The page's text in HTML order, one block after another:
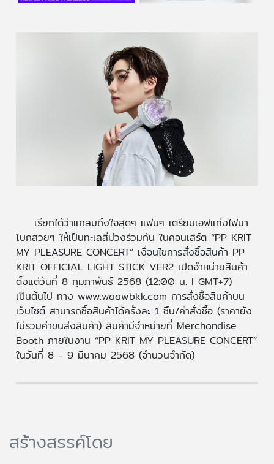
เรียกได้ว่าแกลมถึงใจสุดๆ แฟนๆ เตรียมเอฟแท่งไฟมา
โบกสวยๆ ให้เป็นทะเลสีม่วงร่วมกัน ในคอนเสิร์ต “PP KRIT
MY PLEASURE CONCERT” เงื่อนไขการสั่งซื้อสินค้า PP
KRIT OFFICIAL LIGHT STICK VER2 เปิดจำหน่ายสินค้า
ตั้งแต่วันที่ 8 กุมภาพันธ์ 2568 (12:00 น. l GMT+7)
เป็นต้นไป ทาง www.waawbkk.com การสั่งซื้อสินค้าบน
เว็บไซต์ สามารถซื้อสินค้าได้ครั้งละ 1 ชิ้น/คำสั่งซื้อ (ราคายัง
ไม่รวมค่าขนส่งสินค้า) สินค้ามีจำหน่ายที่ Merchandise
Booth ภายในงาน “PP KRIT MY PLEASURE CONCERT”
ในวันที่ 8 - 9 มีนาคม 2568 (จำนวนจำกัด)
สร้างสรรค์โดย